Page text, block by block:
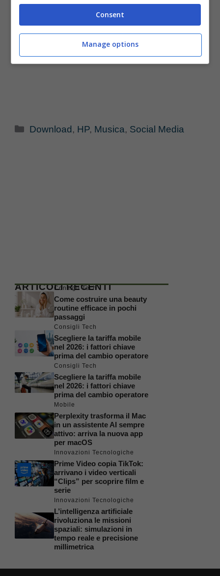
Categorie
Download , HP, Musica, Social Media
ARTICOLI RECENTI
Consigli Tech
Come costruire una beauty
routine efficace in pochi
passaggi
Consigli Tech
Scegliere la tariffa mobile
nel 2026: i fattori chiave
prima del cambio operatore
Consigli Tech
Scegliere la tariffa mobile
nel 2026: i fattori chiave
prima del cambio operatore
Mobile
Perplexity trasforma il Mac
in un assistente AI sempre
attivo: arriva la nuova app
per macOS
Innovazioni Tecnologiche
Prime Video copia TikTok:
arrivano i video verticali
“Clips” per scoprire film e
serie
Innovazioni Tecnologiche
L’intelligenza artificiale
rivoluziona le missioni
spaziali: simulazioni in
tempo reale e precisione
millimetrica
Consent
Manage options